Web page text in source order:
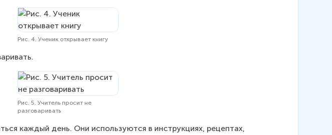
Рис. 4. Ученик открывает книгу
Рис. 5. Учитель просит не
разговаривать
каждый день. Они используются в инструкциях, рецептах,